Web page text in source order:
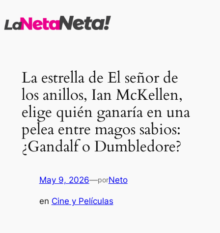
al
La estrella de El señor de
los anillos, Ian McKellen,
elige quién ganaría en una
pelea entre magos sabios:
¿Gandalf o Dumbledore?
May 9, 2026—porNeto
en Cine y Películas